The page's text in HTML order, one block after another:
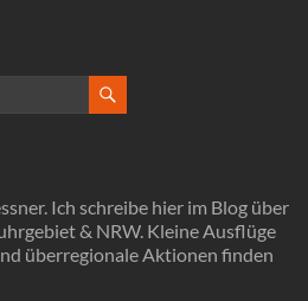
Ich schreibe hier im Blog über
& NRW. Kleine Ausflüge
überregionale Aktionen finden